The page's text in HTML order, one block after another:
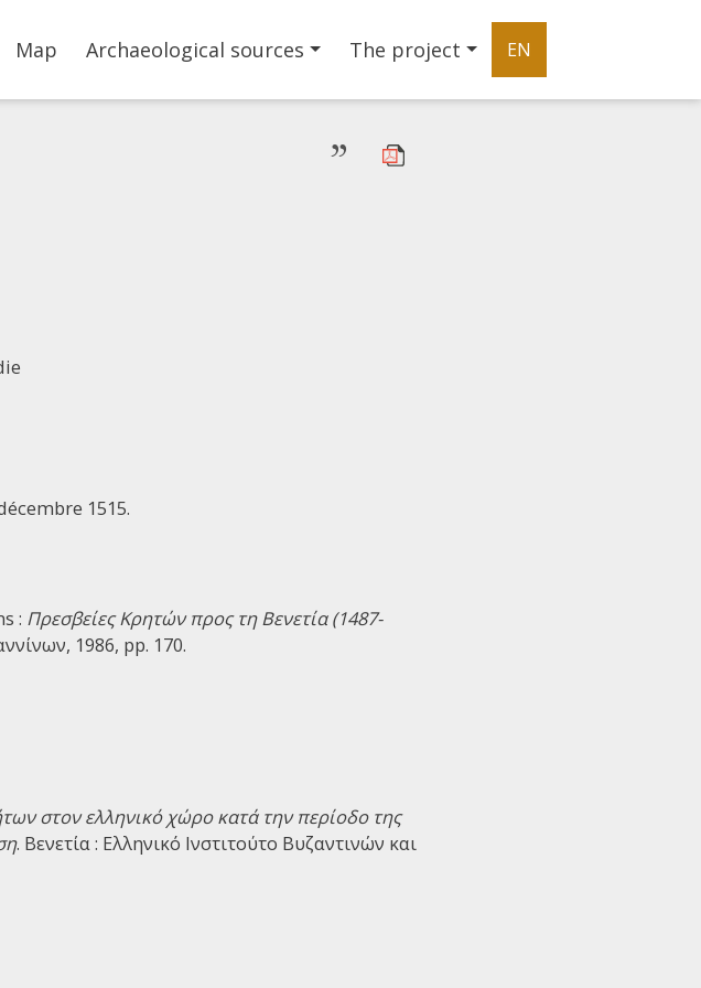
Map Archaeological sources The project EN
”
1515.
: Πρεσβείες Κρητών προς τη Βενετία (1487-
1986, pp. 170.
στον ελληνικό χώρο κατά την περίοδο της
. Βενετία : Ελληνικό Ινστιτούτο Βυζαντινών και